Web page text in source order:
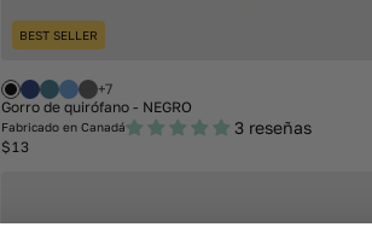
BEST SELLER
+7
Gorro de quirófano - NEGRO
Fabricado en Canadá 3 reseñas
Regular
$13